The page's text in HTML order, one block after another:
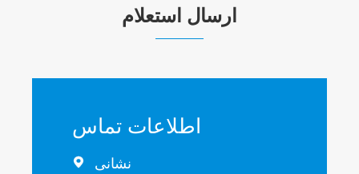
ارسال استعلام
اطلاعات تماس
 نشانی